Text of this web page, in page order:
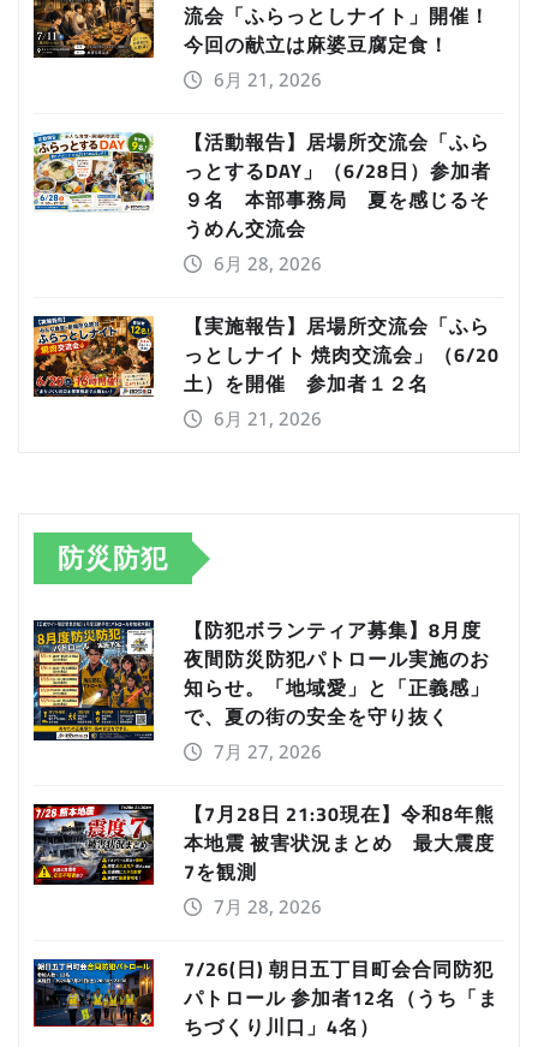
流会「ふらっとしナイト」開催！
今回の献立は麻婆豆腐定食！
6月 21, 2026
【活動報告】居場所交流会「ふら
っとするDAY」（6/28日）参加者
９名 本部事務局 夏を感じるそ
うめん交流会
6月 28, 2026
【実施報告】居場所交流会「ふら
っとしナイト 焼肉交流会」（6/20
土）を開催 参加者１２名
6月 21, 2026
防災防犯
【防犯ボランティア募集】8月度
夜間防災防犯パトロール実施のお
知らせ。「地域愛」と「正義感」
で、夏の街の安全を守り抜く
7月 27, 2026
【7月28日 21:30現在】令和8年熊
本地震 被害状況まとめ 最大震度
7を観測
7月 28, 2026
7/26(日) 朝日五丁目町会合同防犯
パトロール 参加者12名（うち「ま
ちづくり川口」4名）